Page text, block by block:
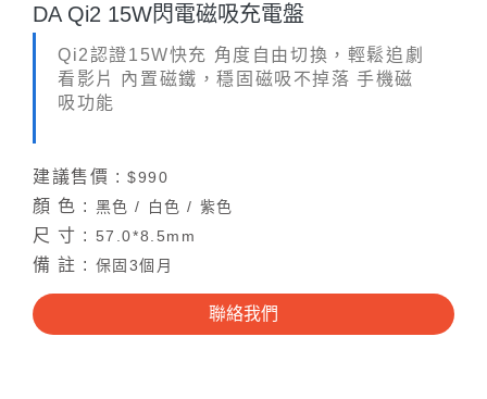
DA Qi2 15W閃電磁吸充電盤
Qi2認證15W快充 角度自由切換，輕鬆追劇
看影片 內置磁鐵，穩固磁吸不掉落 手機磁
吸功能
建議售價 :$990
顏 色 : 黑色 / 白色 / 紫色
尺 寸 : 57.0*8.5mm
備 註 : 保固3個月
聯絡我們